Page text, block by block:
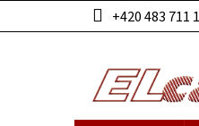
na
+420 483 711